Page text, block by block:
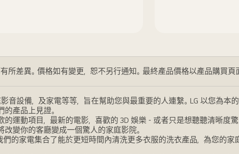
所差異。價格如有變更，恕不另行通知。最終產品價格以產品購買頁
音設備，及家電等等，旨在幫助您與最重要的人連繫。LG 以您為本
產品上見證。
運動項目，最新的電影，喜歡的 3D 娛樂 - 或者只是想聽聽清晰
變你的客廳變成一個驚人的家庭影院。
們的家電集合了能於更短時間內清洗更多衣服的洗衣產品，為您的